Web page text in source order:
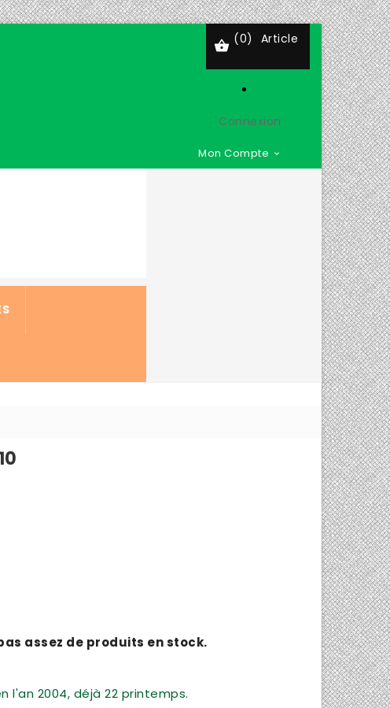
 (0) Article
Connexion
Mon Compte 
assez de produits en stock.
l'an 2004, déjà 22 printemps.